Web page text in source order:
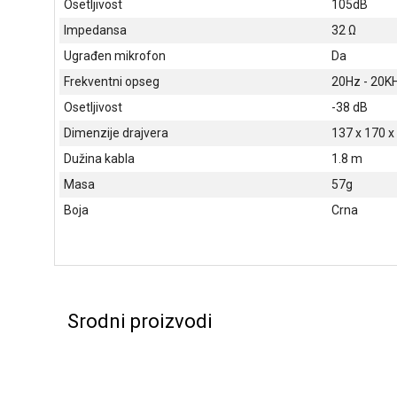
Osetljivost
105dB
Impedansa
32 Ω
Ugrađen mikrofon
Da
Frekventni opseg
20Hz -
Osetljivost
-38 dB
Dimenzije drajvera
137 x 170
Dužina kabla
1.8 m
Masa
57g
Boja
Crna
Srodni proizvodi